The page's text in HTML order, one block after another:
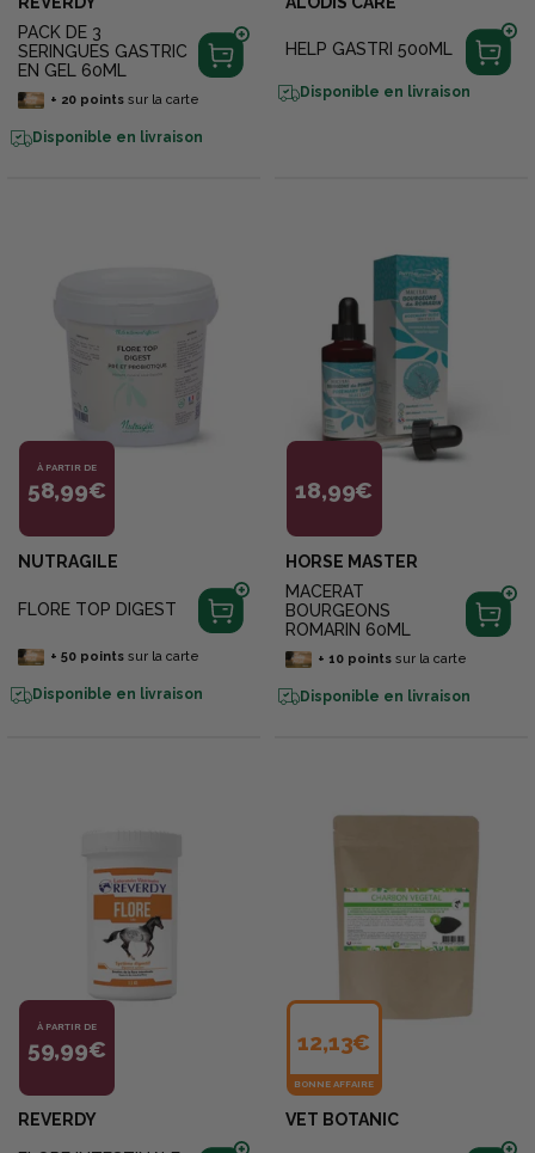
PACK DE 3
SERINGUES GASTRIC
EN GEL 60ML
+ 20pointssur la carte
Disponible en livraison
HELP GASTRI 500ML
Disponible en livraison
À PARTIR DE
58,99€
NUTRAGILE
FLORE TOP DIGEST
+ 50pointssur la carte
Disponible en livraison
18,99€
HORSE MASTER
MACERAT
BOURGEONS
ROMARIN 60ML
+ 10pointssur la carte
Disponible en livraison
À PARTIR DE
59,99€
REVERDY
12,13€
BONNE AFFAIRE
VET BOTANIC